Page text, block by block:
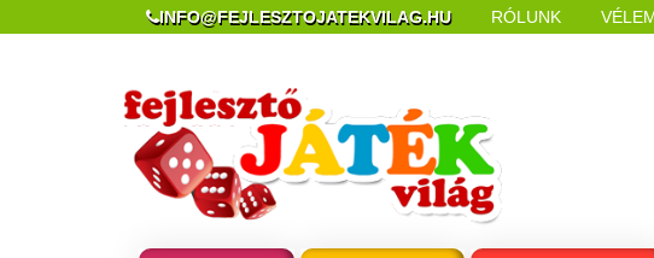
INFO@FEJLESZTOJATEKVILAG.HU RÓLUNK